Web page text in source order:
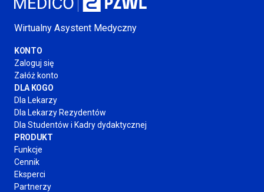
Wirtualny Asystent Medyczny
KONTO
Zaloguj się
Załóż konto
DLA KOGO
Dla Lekarzy
Dla Lekarzy Rezydentów
Dla Studentów i Kadrydydaktycznej
PRODUKT
Funkcje
Cennik
Eksperci
Partnerzy